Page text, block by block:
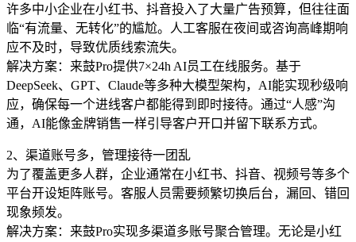
许多中小企业在小红书、抖音投入了大量广告预算，但往往面
临“有流量、无转化”的尴尬。人工客服在夜间或咨询高峰期响
应不及时，导致优质线索流失。
解决方案：来鼓Pro提供7×24h AI员工在线服务。基于
DeepSeek、GPT、Claude等多种大模型架构，AI能实现秒级响
应，确保每一个进线客户都能得到即时接待。通过“人感”沟
通，AI能像金牌销售一样引导客户开口并留下联系方式。
2、渠道账号多，管理接待一团乱
为了覆盖更多人群，企业通常在小红书、抖音、视频号等多个
平台开设矩阵账号。客服人员需要频繁切换后台，漏回、错回
现象频发。
解决方案：来鼓Pro实现多渠道多账号聚合管理。无论是小红